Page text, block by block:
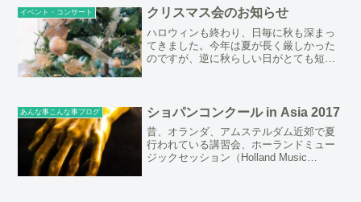
ート&プロ演奏家によるアドバイス」と
「楽器体験」は参加者と引率保...
イベント・コンサート クリスマス会のお知らせ
ハロウィンも終わり、日毎に秋も深まっ
てきました。今年は夏が長く厳しかった
のですが、逆に秋らしい日がとても短か
はクリスマス会です。現在...
あんな事こんな事ブログ ショパンコンクール in Asia 2017
昔、オランダ、アムステルダム近郊で夏
行われている講習会、ホーランドミュー
ジックセッション（Holland Music